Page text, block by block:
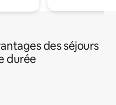
des séjours
durée